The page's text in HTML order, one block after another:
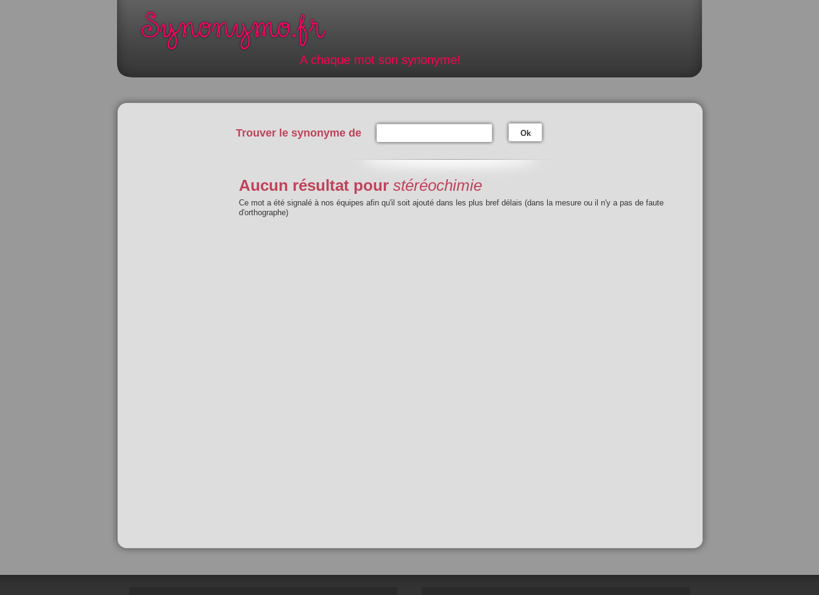
A chaque mot son synonyme!
Trouver le synonyme de Ok
Aucun résultat pour stéréochimie
Ce mot a été signalé à nos équipes afin qu'il soit ajouté dans les plus bref délais (dans la mesure ou il n'y a pas de faute
d'orthographe)